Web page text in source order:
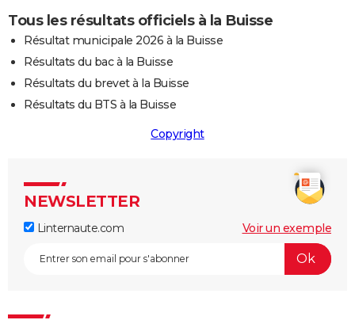
Tous les résultats officiels à la Buisse
Résultat municipale 2026 à la Buisse
Résultats du bac à la Buisse
Résultats du brevet à la Buisse
Résultats du BTS à la Buisse
Copyright
NEWSLETTER
Linternaute.com Voir un exemple